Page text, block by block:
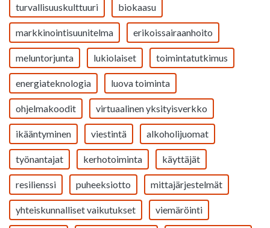
turvallisuuskulttuuri biokaasu
markkinointisuunitelma erikoissairaanhoito
meluntorjunta lukiolaiset toimintatutkimus
energiateknologia luova toiminta
ohjelmakoodit virtuaalinen yksityisverkko
ikääntyminen viestintä alkoholijuomat
työnantajat kerhotoiminta käyttäjät
resilienssi puheeksiotto mittajärjestelmät
yhteiskunnalliset vaikutukset viemäröinti